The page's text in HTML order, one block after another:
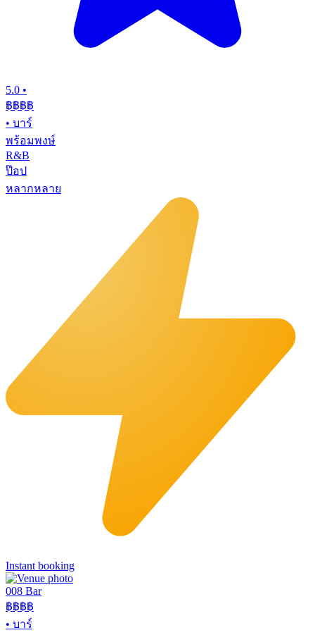
5.0 •
฿฿฿฿
• บาร์
พร้อมพงษ์
R&B
ป๊อป
หลากหลาย
Instant booking
008 Bar
฿฿฿฿
• บาร์